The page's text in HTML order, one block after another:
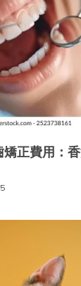
矯正費用：